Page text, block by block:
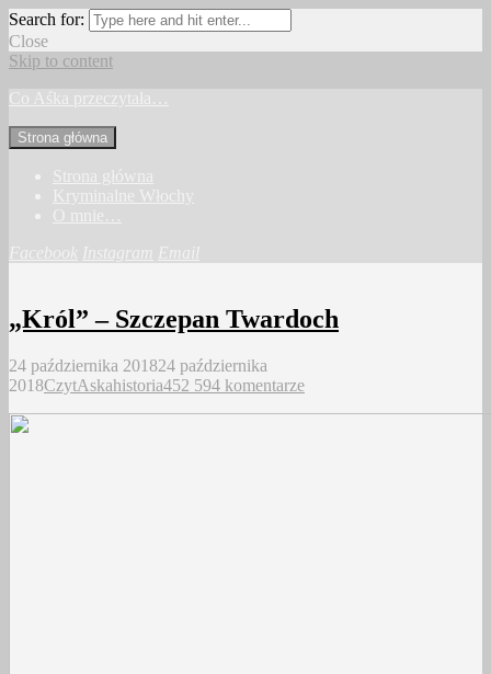
Search for:
Close
Skip to content
Co Aśka przeczytała…
Strona główna
Strona główna
Kryminalne Włochy
O mnie…
Facebook Instagram Email
„Król” – Szczepan Twardoch
24 października 201824 października
2018CzytAskahistoria452 594 komentarze